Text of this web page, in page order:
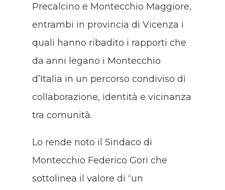
Precalcino e Montecchio Maggiore,
entrambi in provincia di Vicenza i
quali hanno ribadito i rapporti che
da anni legano i Montecchio
d’Italia in un percorso condiviso di
collaborazione, identità e vicinanza
tra comunità.
Lo rende noto il Sindaco di
Montecchio Federico Gori che
sottolinea il valore di “un